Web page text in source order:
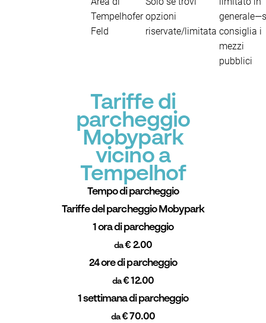
Tempelhofer
Feld
opzioni
riservate/limitata consiglia i
mezzi
pubblici
Tariffe di
parcheggio
Mobypark
vicino a
Tempelhof
Tempo di parcheggio
Tariffe del parcheggio Mobypark
1 ora di parcheggio
da€ 2.00
24 ore di parcheggio
da€ 12.00
1 settimana di parcheggio
da€ 70.00